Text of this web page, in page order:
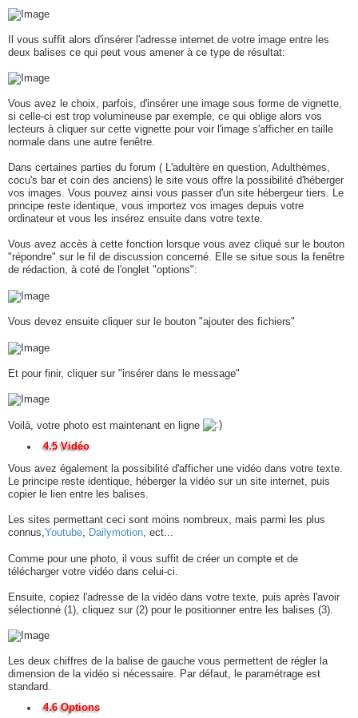
Il vous suffit alors d'insérer l'adresse internet de votre image entre les
deux balises ce qui peut vous amener à ce type de résultat:
Vous avez le choix, parfois, d'insérer une image sous forme de vignette,
si celle-ci est trop volumineuse par exemple, ce qui oblige alors vos
lecteurs à cliquer sur cette vignette pour voir l'image s'afficher en taille
normale dans une autre fenêtre.
Dans certaines parties du forum ( L'adultère en question, Adulthèmes,
cocu's bar et coin des anciens) le site vous offre la possibilité d'héberger
vos images. Vous pouvez ainsi vous passer d'un site hébergeur tiers. Le
principe reste identique, vous importez vos images depuis votre
ordinateur et vous les insérez ensuite dans votre texte.
Vous avez accès à cette fonction lorsque vous avez cliqué sur le bouton
"répondre" sur le fil de discussion concerné. Elle se situe sous la fenêtre
de rédaction, à coté de l'onglet "options":
Vous devez ensuite cliquer sur le bouton "ajouter des fichiers"
Et pour finir, cliquer sur "insérer dans le message"
Voilà, votre photo est maintenant en ligne
4.5 Vidéo
Vous avez également la possibilité d'afficher une vidéo dans votre texte.
Le principe reste identique, héberger la vidéo sur un site internet, puis
copier le lien entre les balises.
Les sites permettant ceci sont moins nombreux, mais parmi les plus
connus, Youtube Dailymotion , ect...
Comme pour une photo, il vous suffit de créer un compte et de
télécharger votre vidéo dans celui-ci.
Ensuite, copiez l'adresse de la vidéo dans votre texte, puis après l'avoir
sélectionné (1), cliquez sur (2) pour le positionner entre les balises (3).
Les deux chiffres de la balise de gauche vous permettent de régler la
dimension de la vidéo si nécessaire. Par défaut, le paramétrage est
standard.
4.6 Options